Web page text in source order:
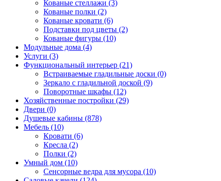
Кованые стеллажи (3)
Кованые полки (2)
Кованые кровати (6)
Подставки под цветы (2)
Кованые фигуры (10)
Модульные дома (4)
Услуги (3)
Функциональный интерьер (21)
Встраиваемые гладильные доски (0)
Зеркало с гладильной доской (9)
Поворотные шкафы (12)
Хозяйственные постройки (29)
Двери (0)
Душевые кабины (878)
Мебель (10)
Кровати (6)
Кресла (2)
Полки (2)
Умный дом (10)
Сенсорные ведра для мусора (10)